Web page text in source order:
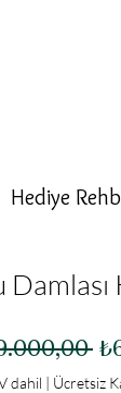
Hediye
Damlası
dahil | Ücretsiz